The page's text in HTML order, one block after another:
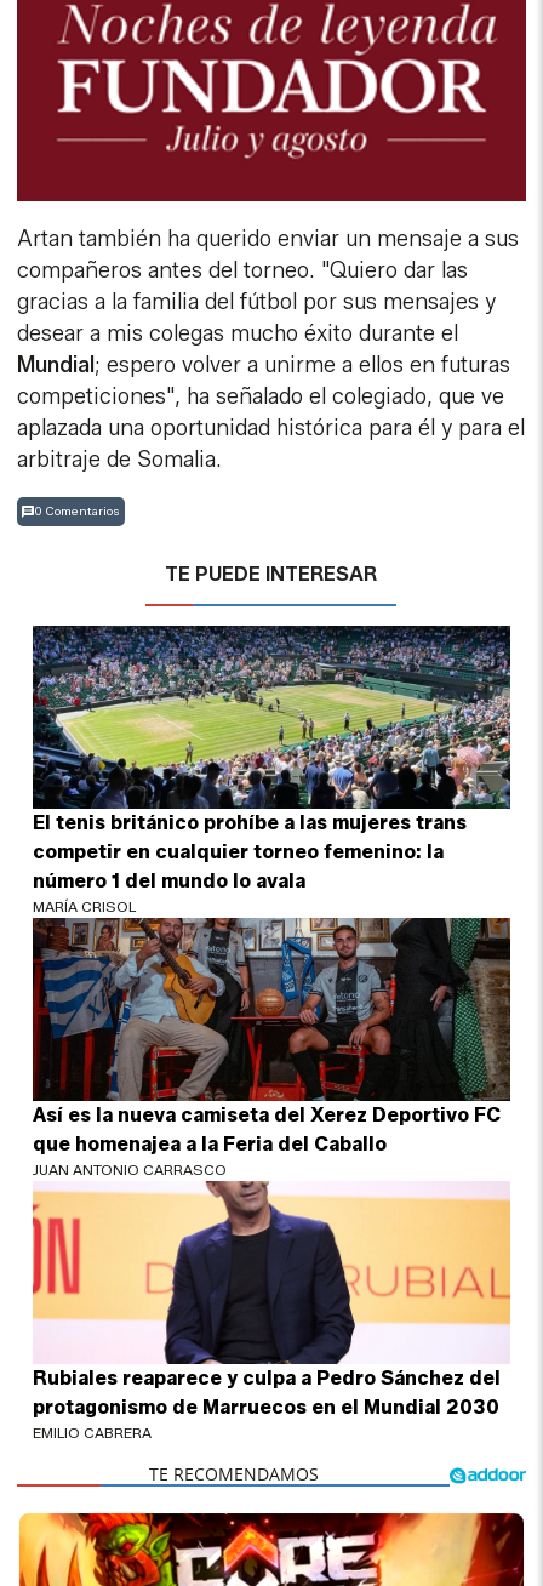
Artan también ha querido enviar un mensaje a sus
compañeros antes del torneo. "Quiero dar las
gracias a la familia del fútbol por sus mensajes y
desear a mis colegas mucho éxito durante el
Mundial ; espero volver a unirme a ellos en futuras
competiciones", ha señalado el colegiado, que ve
aplazada una oportunidad histórica para él y para el
arbitraje de Somalia.
0 Comentarios
TE PUEDE INTERESAR
El tenis británico prohíbe a las mujeres trans
competir en cualquier torneo femenino: la
número 1 del mundo lo avala
MARÍA CRISOL
Así es la nueva camiseta del Xerez Deportivo FC
que homenajea a la Feria del Caballo
JUAN ANTONIO CARRASCO
Rubiales reaparece y culpa a Pedro Sánchez del
protagonismo de Marruecos en el Mundial 2030
EMILIO CABRERA